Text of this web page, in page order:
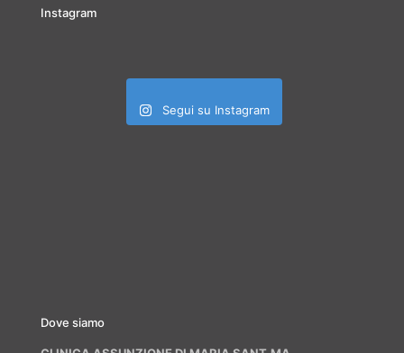
Instagram
Segui su Instagram
Dove siamo